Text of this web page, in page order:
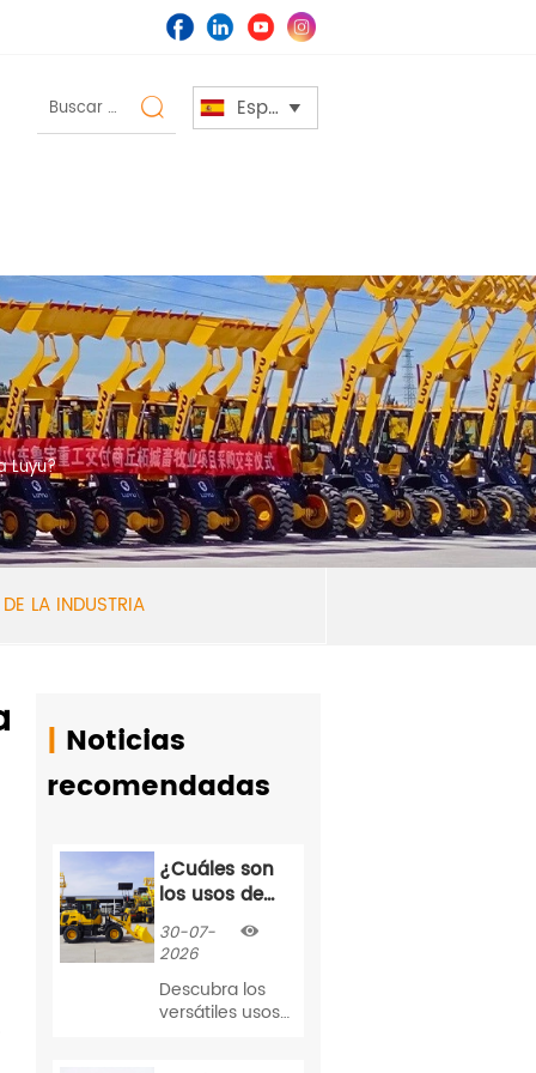
 Español 
Luyu?
LA INDUSTRIA
| Noticias
recomendadas
¿Cuáles son
los usos de
una
cargadora de
Comparación
entre
30-07-
2026

Descubra los
versátiles usos